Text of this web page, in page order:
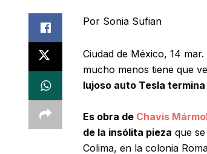
Por Sonia Sufian
Ciudad de México, 14
mucho menos tiene que
lujoso auto Tesla
Es obra de Chavis
de la insólita pieza que
Colima, en la colonia